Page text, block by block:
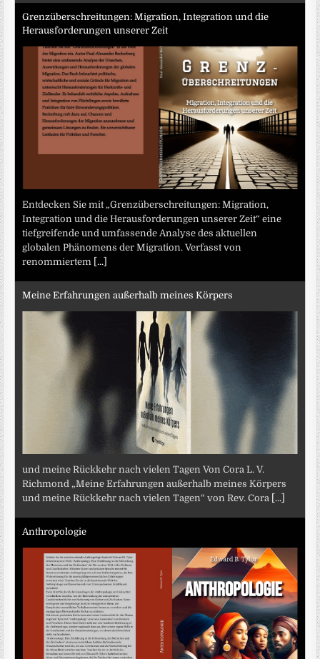
Grenzüberschreitungen: Migration, Integration und die
Herausforderungen unserer Zeit
Entdecken Sie mit „Grenzüberschreitungen: Migration,
Integration und die Herausforderungen unserer Zeit“ eine
tiefgreifende und umfassende Analyse des aktuellen
globalen Phänomens der Migration. Verfasst von
renommiertem [...]
Meine Erfahrungen außerhalb meines Körpers
und meine Rückkehr nach vielen Tagen Von Cora L. V.
Richmond „Meine Erfahrungen außerhalb meines Körpers
und meine Rückkehr nach vielen Tagen“ von Rev. Cora [...]
Anthropologie